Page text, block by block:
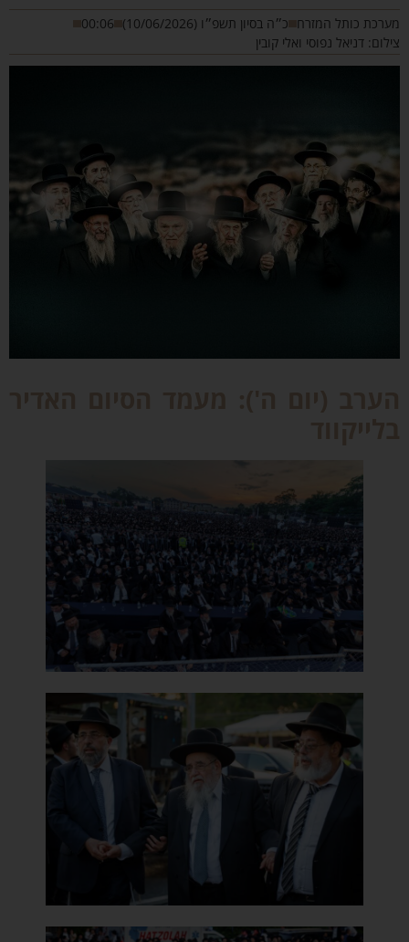
כותל המזרח כ״ה בסיון תשפ״ו (10/06/2026)
00:06
דניאל נפוסי ואלי קובין